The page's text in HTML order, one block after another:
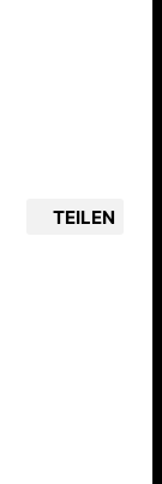
TEILEN